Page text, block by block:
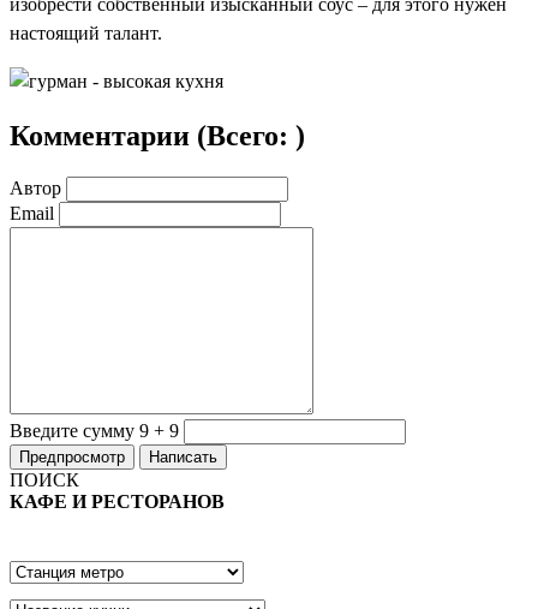
изобрести собственный изысканный соус – для этого нужен
настоящий талант.
Комментарии (Всего: )
Автор
Email
Введите сумму 9 + 9
ПОИСК
КАФЕ И РЕСТОРАНОВ